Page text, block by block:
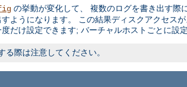
の挙動が変化して、 複数のログを書き出す際
ようになります。 この結果ディスクアクセス
だけ設定できます; バーチャルホストごとに設
際は注意してください。